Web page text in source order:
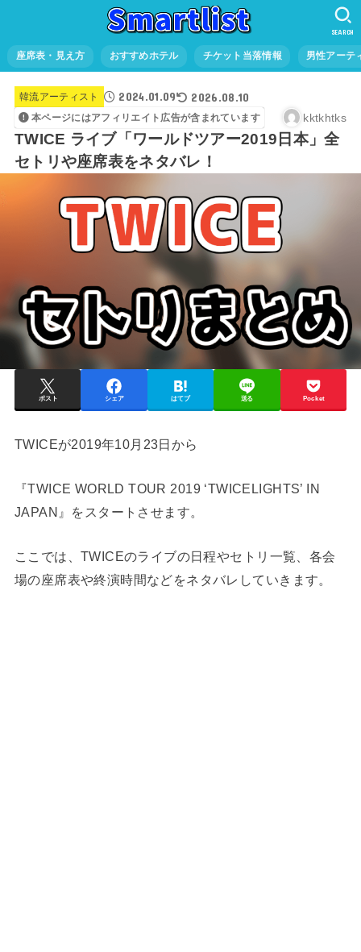
座席表・見え方 おすすめホテル チケット当落情報 男性アーテ
SEARCH
韓流アーティスト 2024.01.09 2026.08.10
本ページにはアフィリエイト広告が含まれています kktkhtks
TWICE ライブ「ワールドツアー2019日本」全
セトリや座席表をネタバレ！
ポスト シェア はてブ 送る Pocket
TWICEが2019年10月23日から
『TWICE WORLD TOUR 2019 ‘TWICELIGHTS’ IN
JAPAN』をスタートさせます。
ここでは、TWICEのライブの日程やセトリ一覧、各会
場の座席表や終演時間などをネタバレしていきます。